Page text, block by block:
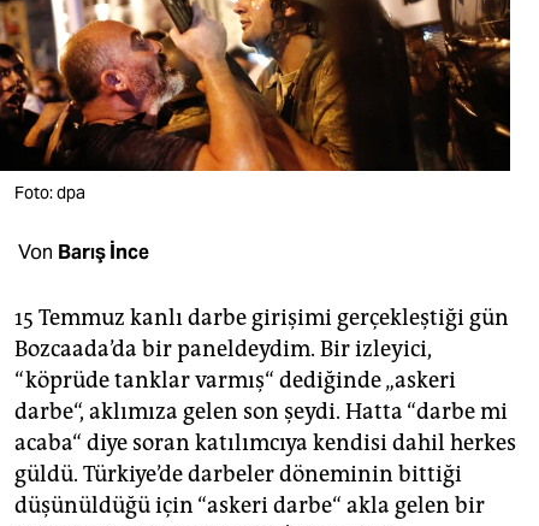
nord
wahrheit
verlag
verlag
veranstaltungen
fragen & hilfe
unterstützen
abo
genossenschaft
epaper login
Foto: dpa
Von Barış İnce
15 Temmuz kanlı darbe girişimi gerçekleştiği gün
Bozcaada’da bir paneldeydim. Bir izleyici,
“köprüde tanklar varmış“ dediğinde „askeri
darbe“, aklımıza gelen son şeydi. Hatta “darbe mi
acaba“ diye soran katılımcıya kendisi dahil herkes
güldü. Türkiye’de darbeler döneminin bittiği
düşünüldüğü için “askeri darbe“ akla gelen bir